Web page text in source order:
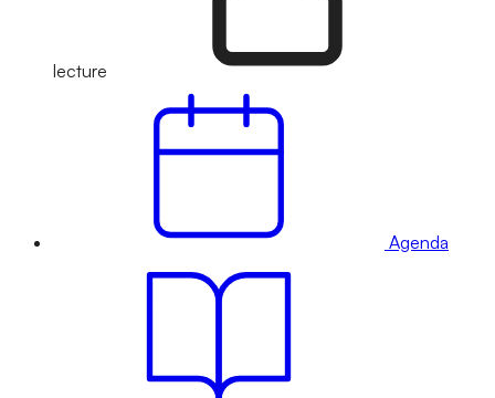
lecture
Agenda